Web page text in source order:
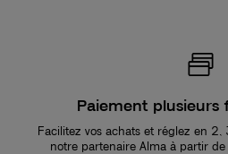
Paiement plusieurs
Facilitez vos achats et réglez en 2,
notre partenaire Alma à partir